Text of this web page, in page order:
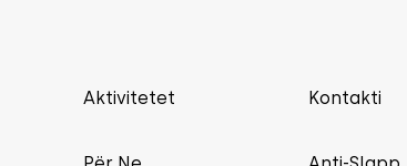
Aktivitetet Kontakti